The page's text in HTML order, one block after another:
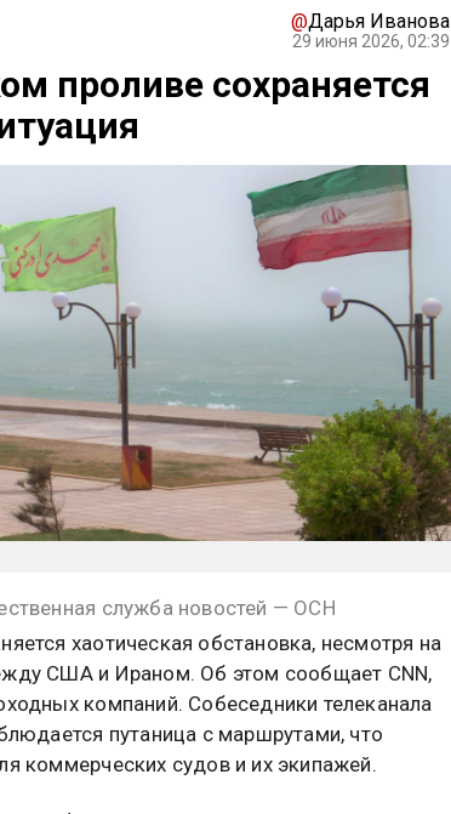
@Дарья Иванова
29 июня 2026, 02:39
проливе сохраняется
служба новостей — ОСН
хаотическая обстановка, несмотря на
США и Ираном. Об этом сообщает CNN,
компаний. Собеседники телеканала
путаница с маршрутами, что
коммерческих судов и их экипажей.